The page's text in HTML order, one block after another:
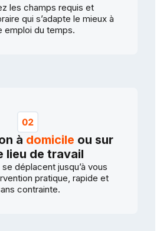
les champs requis et
qui s’adapte le mieux à
emploi du temps.
à domicile ou sur
lieu de travail
déplacent jusqu’à vous
pratique, rapide et
contrainte.